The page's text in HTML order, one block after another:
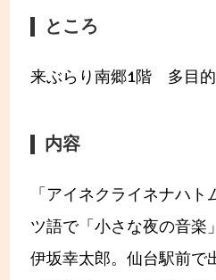
ところ
来ぶらり南郷1階 多目
内容
「アイネクライネナハ
ツ語で「小さな夜の音楽
伊坂幸太郎。仙台駅前で